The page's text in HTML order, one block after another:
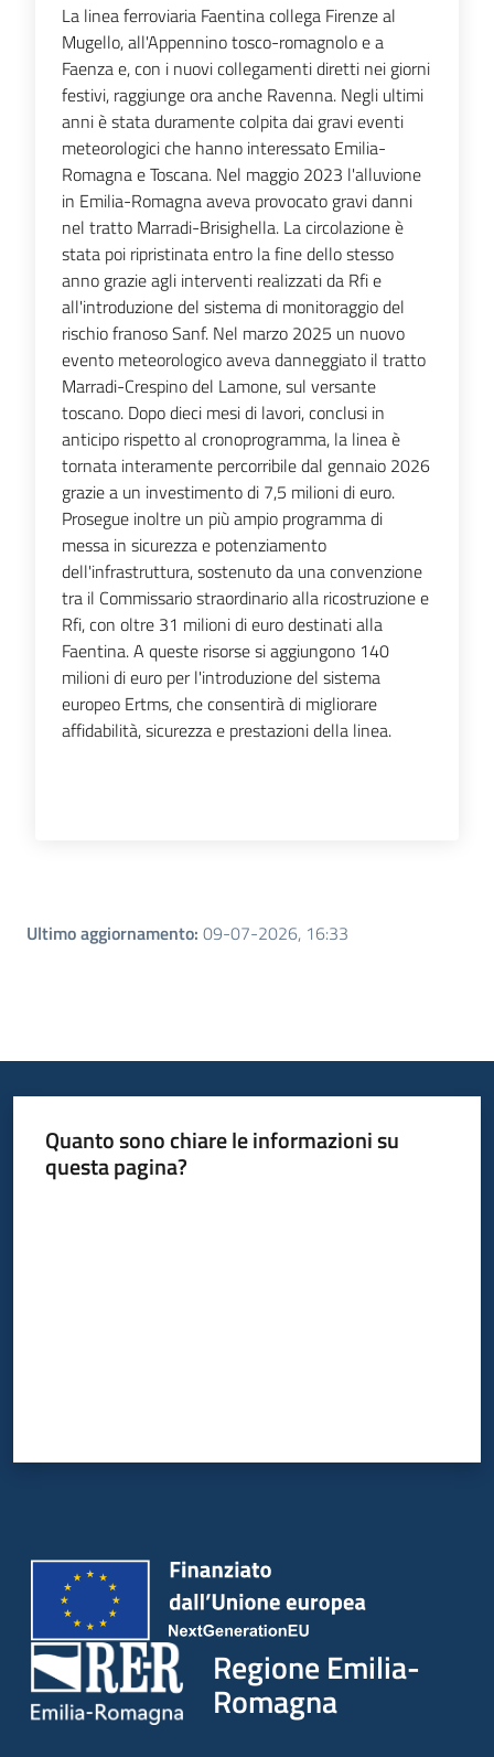
La linea ferroviaria Faentina collega Firenze al
Mugello, all'Appennino tosco-romagnolo e a
Faenza e, con i nuovi collegamenti diretti nei giorni
festivi, raggiunge ora anche Ravenna. Negli ultimi
anni è stata duramente colpita dai gravi eventi
meteorologici che hanno interessato Emilia-
Romagna e Toscana. Nel maggio 2023 l'alluvione
in Emilia-Romagna aveva provocato gravi danni
nel tratto Marradi-Brisighella. La circolazione è
stata poi ripristinata entro la fine dello stesso
anno grazie agli interventi realizzati da Rfi e
all'introduzione del sistema di monitoraggio del
rischio franoso Sanf. Nel marzo 2025 un nuovo
evento meteorologico aveva danneggiato il tratto
Marradi-Crespino del Lamone, sul versante
toscano. Dopo dieci mesi di lavori, conclusi in
anticipo rispetto al cronoprogramma, la linea è
tornata interamente percorribile dal gennaio 2026
grazie a un investimento di 7,5 milioni di euro.
Prosegue inoltre un più ampio programma di
messa in sicurezza e potenziamento
dell'infrastruttura, sostenuto da una convenzione
tra il Commissario straordinario alla ricostruzione e
Rfi, con oltre 31 milioni di euro destinati alla
Faentina. A queste risorse si aggiungono 140
milioni di euro per l'introduzione del sistema
europeo Ertms, che consentirà di migliorare
affidabilità, sicurezza e prestazioni della linea.
Ultimo aggiornamento: 09-07-2026, 16:33
Quanto sono chiare le informazioni su
questa pagina?
Regione Emilia-
Romagna